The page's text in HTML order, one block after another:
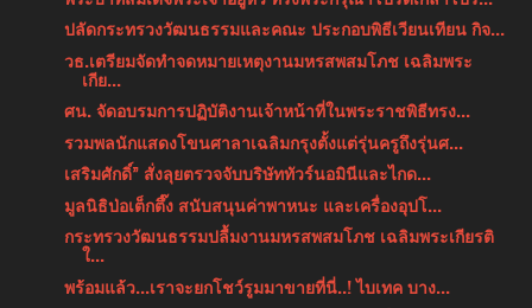
ปลัดกระทรวงวัฒนธรรมและคณะ ประกอบพิธีเวียนเทียน กิจ...
วธ.เตรียมจัดทำจดหมายเหตุงานมหรสพสมโภช เฉลิมพระ
เกีย...
ศน. จัดอบรมการปฏิบัติงานเจ้าหน้าที่ในพระราชพิธีทรง...
รวมพลนักแสดงโขนศาลาเฉลิมกรุงตั้งแต่รุ่นครูถึงรุ่นศ...
เสริมศักดิ์” สั่งลุยตรวจจับบริษัททัวร์นอมินีและไกด...
มูลนิธิป่อเต็กตึ๊ง สนับสนุนค่าพาหนะ และเครื่องอุปโ...
กระทรวงวัฒนธรรมปลื้มงานมหรสพสมโภช เฉลิมพระเกียรติ
ใ...
พร้อมแล้ว...เราจะยกโชว์รูมมาขายที่นี่..! ไบเทค บาง...